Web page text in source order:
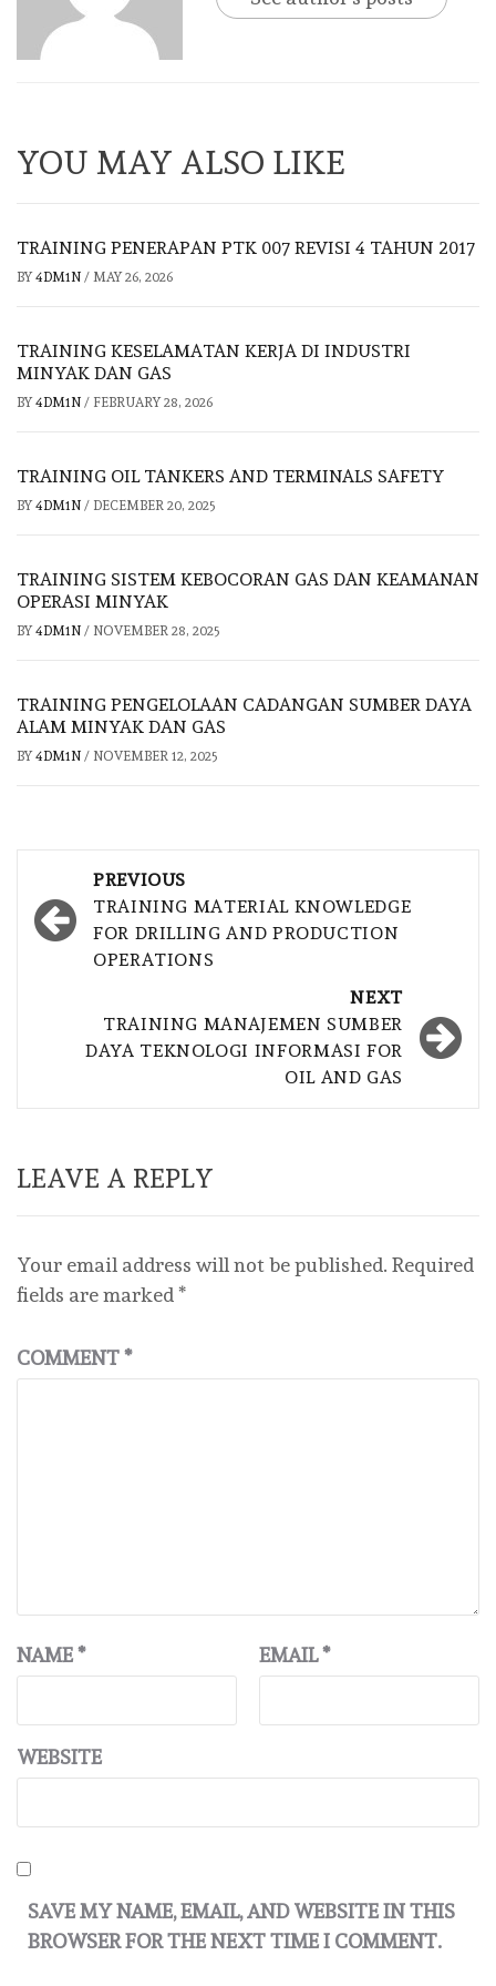
YOU MAY ALSO LIKE
TRAINING PENERAPAN PTK 007 REVISI 4 TAHUN 2017
BY 4DM1N / MAY 26, 2026
TRAINING KESELAMATAN KERJA DI INDUSTRI
MINYAK DAN GAS
BY 4DM1N / FEBRUARY 28, 2026
TRAINING OIL TANKERS AND TERMINALS SAFETY
BY 4DM1N / DECEMBER 20, 2025
TRAINING SISTEM KEBOCORAN GAS DAN KEAMANAN
OPERASI MINYAK
BY 4DM1N / NOVEMBER 28, 2025
TRAINING PENGELOLAAN CADANGAN SUMBER DAYA
ALAM MINYAK DAN GAS
BY 4DM1N / NOVEMBER 12, 2025
navigation
PREVIOUS
TRAINING MATERIAL KNOWLEDGE
FOR DRILLING AND PRODUCTION
OPERATIONS
NEXT
TRAINING MANAJEMEN SUMBER
DAYA TEKNOLOGI INFORMASI FOR
OIL AND GAS
LEAVE A REPLY
Your email address will not be published. Required
fields are marked*
COMMENT*
NAME* EMAIL*
WEBSITE
SAVE MY NAME, EMAIL, AND WEBSITE IN THIS
BROWSER FOR THE NEXT TIME I COMMENT.